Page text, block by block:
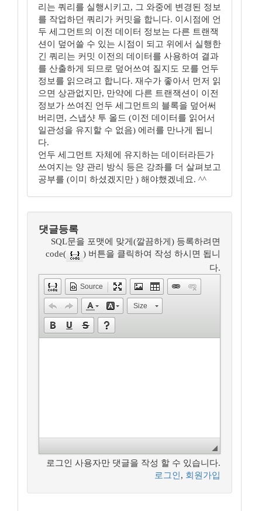
리는 쿼리를 실행시키고, 그 와중에 변경된 정보
를 작업하던 쿼리가 커밋을 합니다. 이시점에 언
두 세그먼트의 이전 데이터 정보는 다른 트랜잭
션이 덮어쓸 수 있는 시점이 되고 위에서 실행한
긴 쿼리는 커밋 이전의 데이터를 사용하여 결과
를 산출하게 되므로 덮어쓰여 질지도 모를 언두
정보를 읽으려고 합니다. 재수가 좋아서 먼저 읽
으면 상관없지만, 만약에 다른 트랜잭션이 이전
정보가 쓰여진 언두 세그먼트의 블록을 덮어써
버리면, 스냅샷 투 올드 (이전 데이터를 읽어서
일관성을 유지할 수 없음) 에러를 만나게 됩니
다.
언두 세그먼트 자체에 유지하는 데이터라든가
쓰여지는 양 관리 방식 등은 강좌를 더 살펴보고
공부를 (이미 하셨겠지만 ) 해야했겠네요. ^^
댓글등록
SQL문을 포맷에 맞게(깔끔하게) 등록하려면
code(
) 버튼을 클릭하여 작성 하시면 됩니
다.
Source
Size
로그인 사용자만 댓글을 작성 할 수 있습니다.
로그인 , 회원가입